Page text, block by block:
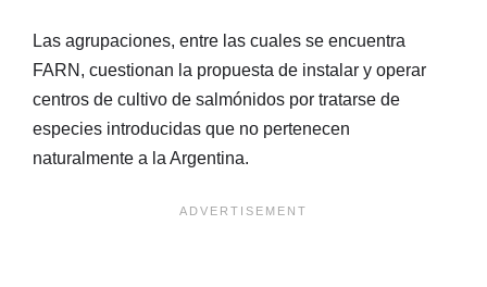
Las agrupaciones, entre las cuales se encuentra
FARN, cuestionan la propuesta de instalar y operar
centros de cultivo de salmónidos por tratarse de
especies introducidas que no pertenecen
naturalmente a la Argentina.